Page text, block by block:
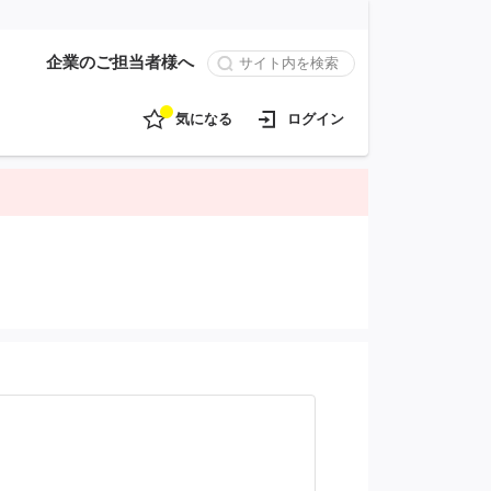
企業のご担当者様へ
気になる ログイン